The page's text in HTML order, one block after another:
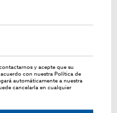
y acepte que su
con nuestraPolítica de
automáticamente a nuestra
cancelarla en cualquier